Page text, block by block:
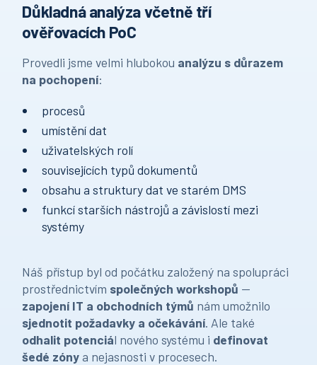
Důkladná analýza včetně tří
ověřovacích PoC
Provedli jsme velmi hlubokou analýzu s důrazem
na pochopení:
procesů
umístění dat
uživatelských rolí
souvisejících typů dokumentů
obsahu a struktury dat ve starém DMS
funkcí starších nástrojů a závislostí mezi
systémy
Náš přístup byl od počátku založený na spolupráci
prostřednictvím společných workshopů —
zapojení IT a obchodních týmů nám umožnilo
sjednotit požadavky a očekávání. Ale také
odhalit potenciál nového systému i definovat
šedé zónya nejasnosti v procesech.